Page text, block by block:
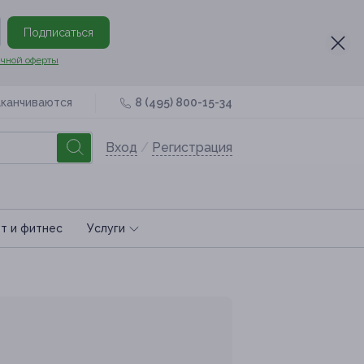
Подписаться
оферты
8 (495) 800-15-34
Вход / Регистрация
и фитнес Услуги